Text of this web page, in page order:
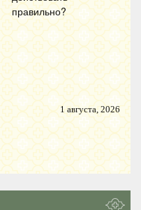
правильно?
1 августа, 2026